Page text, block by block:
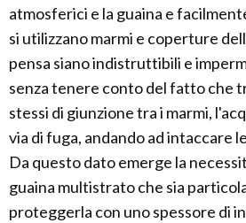
atmosferici e la guaina e
si utilizzano marmi e coperture
pensa siano indistruttibili e
senza tenere conto del fatto che
stessi di giunzione tra i marmi,
via di fuga, andando ad intaccare
Da questo dato emerge la
guaina multistrato che sia
proteggerla con uno spessore di